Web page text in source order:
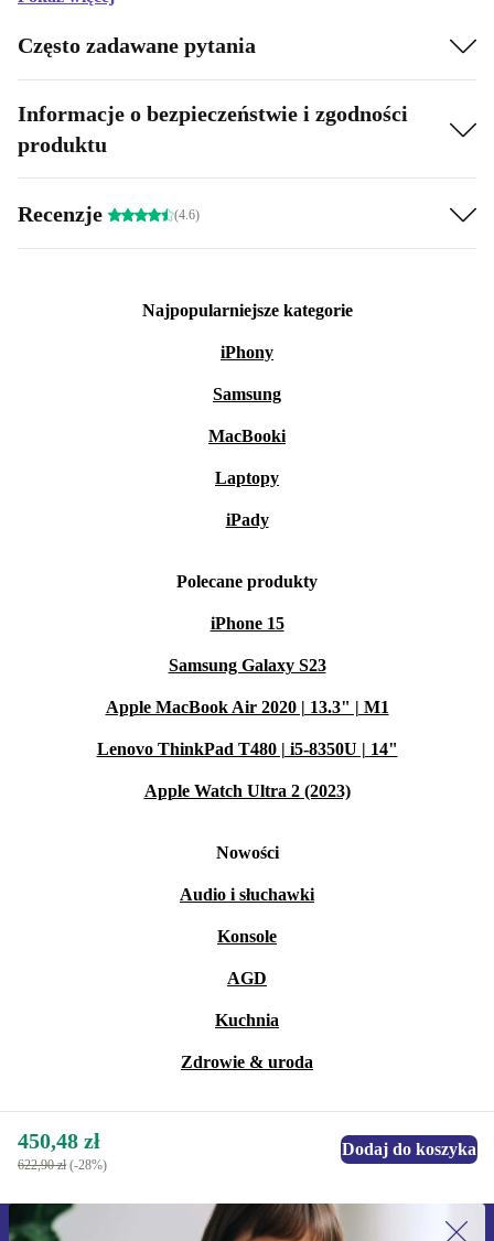
Często zadawane pytania
Informacje o bezpieczeństwie i zgodności
produktu
Recenzje (4.6)
Najpopularniejsze kategorie
iPhony
Samsung
MacBooki
Laptopy
iPady
Polecane produkty
iPhone 15
Samsung Galaxy S23
Apple MacBook Air 2020 | 13.3" | M1
Lenovo ThinkPad T480 | i5-8350U | 14"
Apple Watch Ultra 2 (2023)
Nowości
Audio i słuchawki
Konsole
AGD
Kuchnia
Zdrowie & uroda
450,48 zł
622,90 zł (-28%)
Dodaj do koszyka